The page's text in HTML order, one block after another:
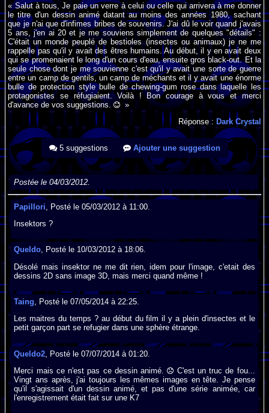
« Salut à tous, Je paie un verre à celui ou celle qui arrivera à me donner
le titre d'un dessin animé datant au moins des années 1980, sachant
que je n'ai que d'infimes bribes de souvenirs. J'ai dû le voir quand j'avais
5 ans, j'en ai 20 et je me souviens simplement de quelques "détails" :
C'était un monde peuplé de bestioles (insectes ou animaux) je ne me
rappelle pas qu'il y avait des êtres humains. Au début, il y en avait deux
qui se promenaient le long d'un cours d'eau, ensuite gros black-out. Et la
seule chose dont je me souvienne c'est qu'il y avait une sorte de guerre
entre un camp de gentils, un camp de méchants et il y avait une énorme
bulle de protection style bulle de chewing-gum rose dans laquelle les
protagonistes se réfugiaient. Voilà ! Bon courage à vous et merci
d'avance de vos suggestions.
»
Réponse : Dark Crystal
5 suggestions Ajouter une suggestion
Postée le 04/03/2012.
Papillori , Posté le 05/03/2012 à 11:00.
Insektors ?
Queldo, Posté le 10/03/2012 à 18:06.
Désolé mais insektor ne me dit rien, idem pour l'image, c'etait des
dessins 2D sans image 3D, mais merci quand même !
Taing , Posté le 07/05/2014 à 22:25.
Les maitres du temps ? au début du film il y a plein d'insectes et le
petit garçon part se refugier dans une sphère étrange.
Queldo2 , Posté le 07/07/2014 à 01:20.
Merci mais ce n'est pas ce dessin animé.
C'est un truc de fou...
Vingt ans après, j'ai toujours les mêmes images en tête. Je pense
qu'il s'agissait d'un dessin animé, et pas d'une série animée, car
l'enregistrement était fait sur une K7